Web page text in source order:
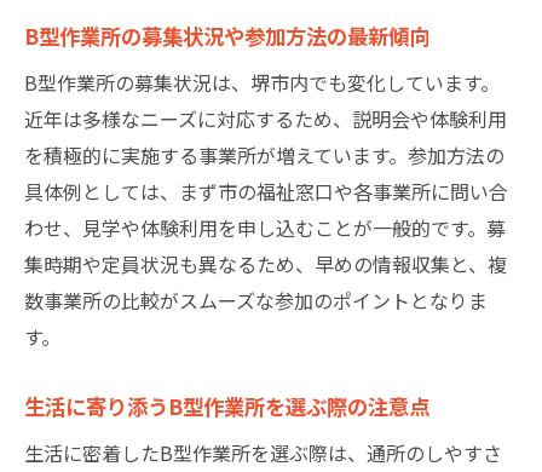
プ
め方
安心して通えるB型作業所の特徴とは
B型作業所に求められる安心の支援体制とは
利用者が長く続けやすいB型作業所の環境づ
くり
堺市のB型作業所で大切にされる配慮や工夫
個別ニーズに寄り添うB型作業所のサービス
例
B型作業所の募集状況や参加方法の最新傾向
B型作業所の募集状況は、堺市内でも変化しています。
近年は多様なニーズに対応するため、説明会や体験利用
を積極的に実施する事業所が増えています。参加方法の
具体例としては、まず市の福祉窓口や各事業所に問い合
わせ、見学や体験利用を申し込むことが一般的です。募
集時期や定員状況も異なるため、早めの情報収集と、複
数事業所の比較がスムーズな参加のポイントとなりま
す。
生活に寄り添うB型作業所を選ぶ際の注意点
生活に密着したB型作業所を選ぶ際は、通所のしやすさ